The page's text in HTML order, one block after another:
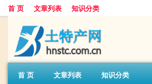
首 页 文章列表 知识分类
首 页 文章列表 知识分类